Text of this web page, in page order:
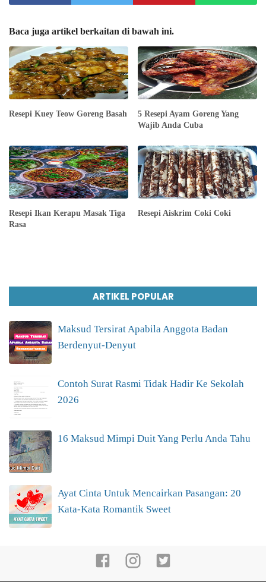
Baca juga artikel berkaitan di bawah ini.
Resepi Kuey Teow Goreng Basah
5 Resepi Ayam Goreng Yang
Wajib Anda Cuba
Resepi Ikan Kerapu Masak Tiga
Rasa
Resepi Aiskrim Coki Coki
ARTIKEL POPULAR
Maksud Tersirat Apabila Anggota Badan
Berdenyut-Denyut
Contoh Surat Rasmi Tidak Hadir Ke Sekolah
2026
16 Maksud Mimpi Duit Yang Perlu Anda Tahu
Ayat Cinta Untuk Mencairkan Pasangan: 20
Kata-Kata Romantik Sweet